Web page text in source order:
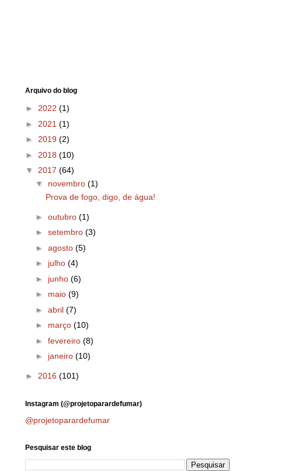
Arquivo do blog
► 2022 (1)
► 2021 (1)
► 2019 (2)
► 2018 (10)
▼ 2017 (64)
▼ novembro (1)
Prova de fogo, digo, de água!
► outubro (1)
► setembro (3)
► agosto (5)
► julho (4)
► junho (6)
► maio (9)
► abril (7)
► março (10)
► fevereiro (8)
► janeiro (10)
► 2016 (101)
Instagram (@projetoparardefumar)
@projetoparardefumar
Pesquisar este blog